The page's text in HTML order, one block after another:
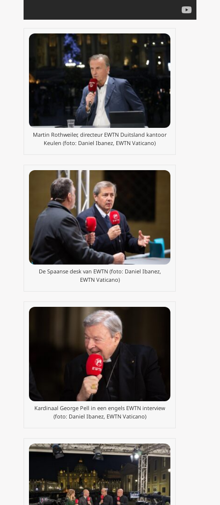
Martin Rothweiler, directeur EWTN Duitsland kantoor
Keulen (foto: Daniel Ibanez, EWTN Vaticano)
De Spaanse desk van EWTN (foto: Daniel Ibanez,
EWTN Vaticano)
Kardinaal George Pell in een engels EWTN interview
(foto: Daniel Ibanez, EWTN Vaticano)